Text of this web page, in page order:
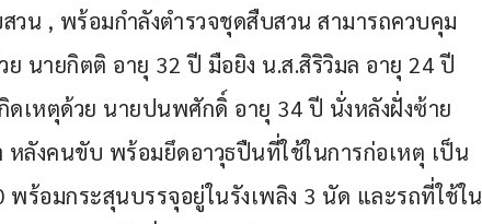
วน , พร้อมกำลังตำรวจชุดสืบสวน สามารถควบคุม
นายกิตติ อายุ 32 ปี มือยิง น.ส.สิริวิมล อายุ 24 ปี
เหตุด้วย นายปนพศักดิ์ อายุ 34 ปี นั่งหลังฝั่งซ้าย
หลังคนขับ พร้อมยึดอาวุธปืนที่ใช้ในการก่อเหตุ เป็น
ร้อมกระสุนบรรจุอยู่ในรังเพลิง 3 นัด และรถที่ใช้ใน